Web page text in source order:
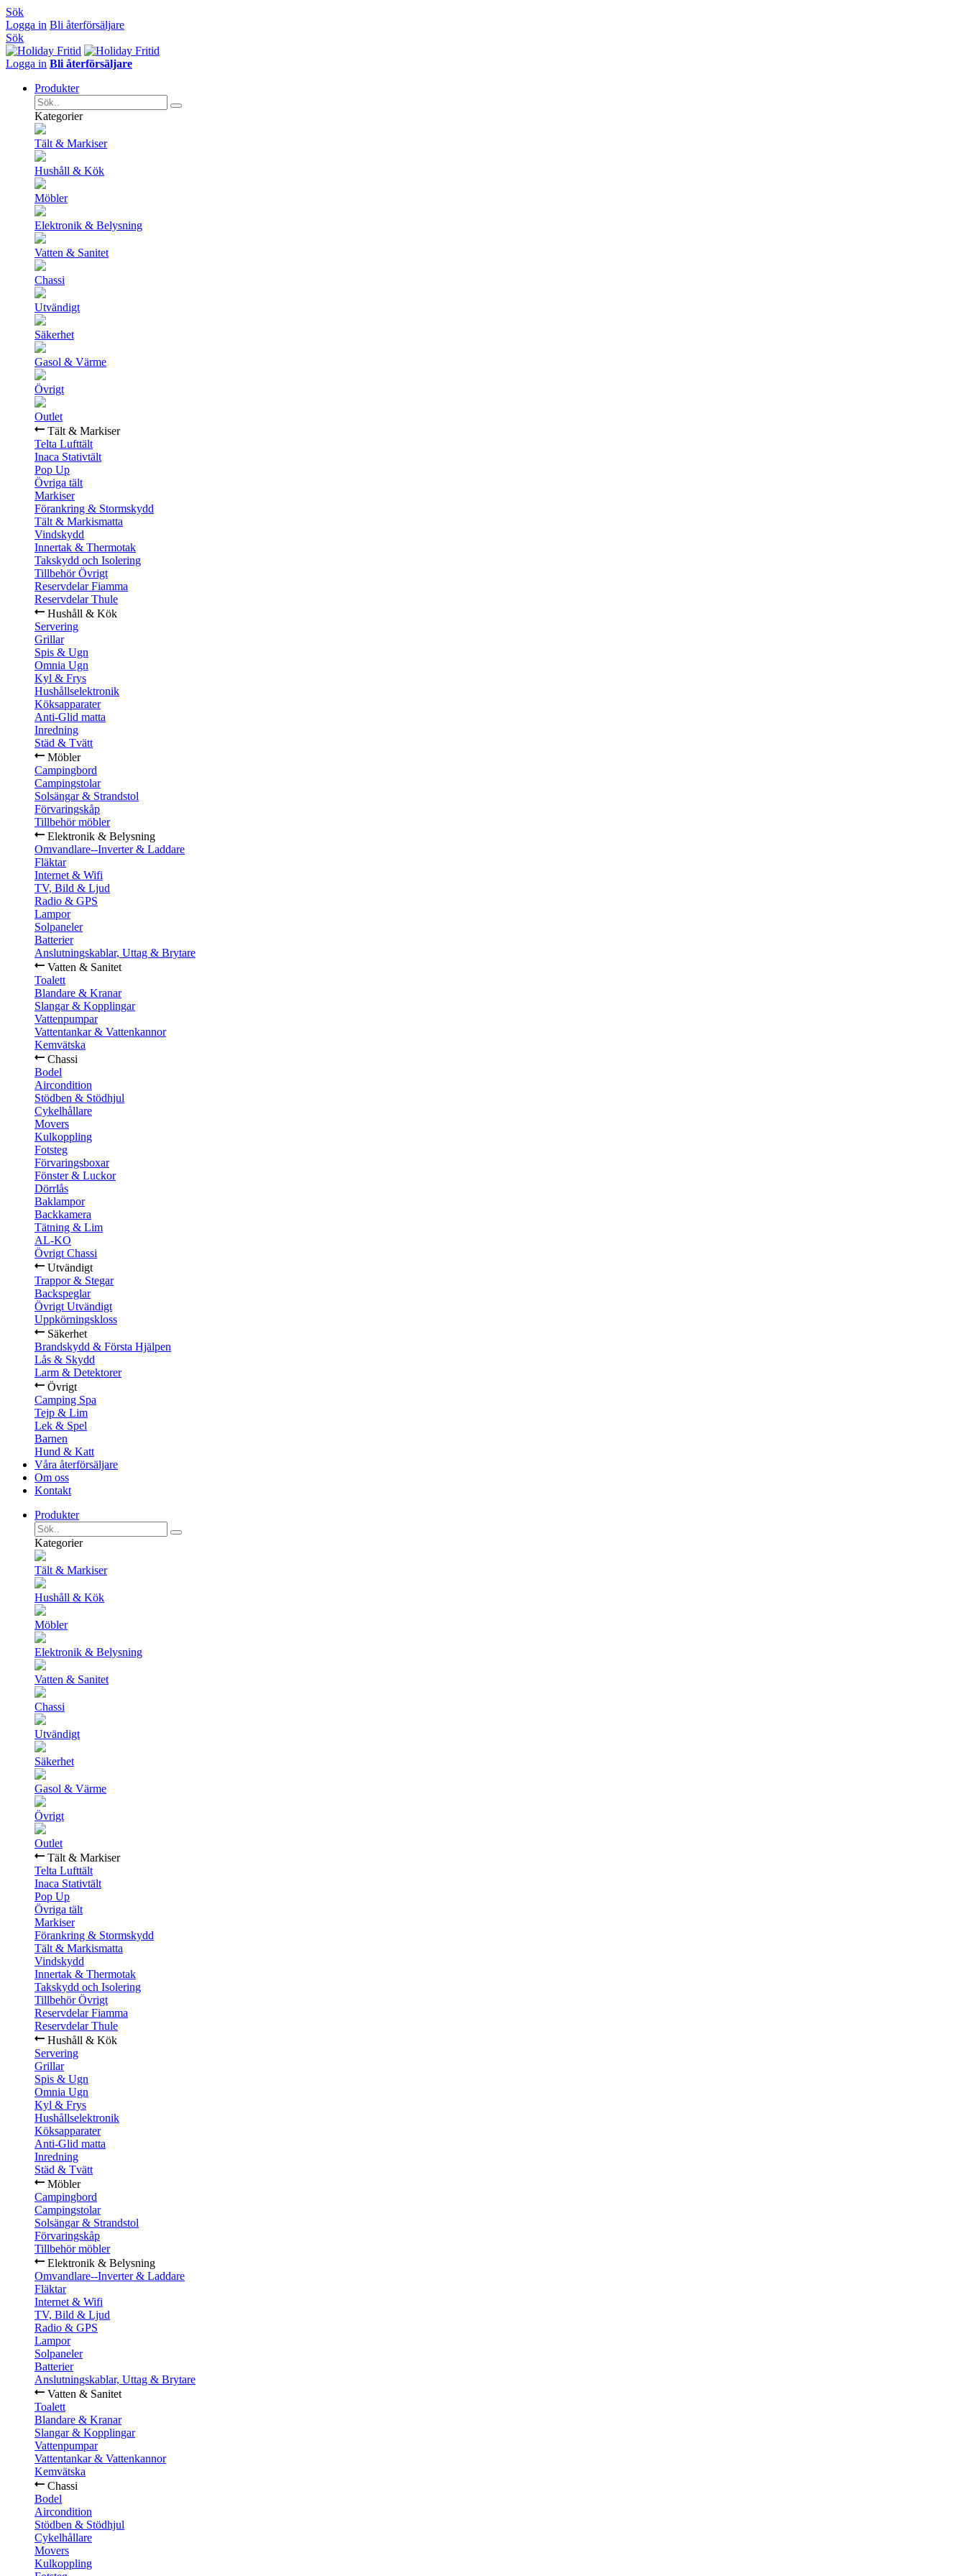
Sök
Logga in Bli återförsäljare
Sök
Logga in Bli återförsäljare
Produkter
Kategorier
Tält & Markiser
Hushåll & Kök
Möbler
Elektronik & Belysning
Vatten & Sanitet
Chassi
Utvändigt
Säkerhet
Gasol & Värme
Övrigt
Outlet
Tält & Markiser
Telta Lufttält
Inaca Stativtält
Pop Up
Övriga tält
Markiser
Förankring & Stormskydd
Tält & Markismatta
Vindskydd
Innertak & Thermotak
Takskydd och Isolering
Tillbehör Övrigt
Reservdelar Fiamma
Reservdelar Thule
Hushåll & Kök
Servering
Grillar
Spis & Ugn
Omnia Ugn
Kyl & Frys
Hushållselektronik
Köksapparater
Anti-Glid matta
Inredning
Städ & Tvätt
Möbler
Campingbord
Campingstolar
Solsängar & Strandstol
Förvaringskåp
Tillbehör möbler
Elektronik & Belysning
Omvandlare--Inverter & Laddare
Fläktar
Internet & Wifi
TV, Bild & Ljud
Radio & GPS
Lampor
Solpaneler
Batterier
Anslutningskablar, Uttag & Brytare
Vatten & Sanitet
Toalett
Blandare & Kranar
Slangar & Kopplingar
Vattenpumpar
Vattentankar & Vattenkannor
Kemvätska
Chassi
Bodel
Aircondition
Stödben & Stödhjul
Cykelhållare
Movers
Kulkoppling
Fotsteg
Förvaringsboxar
Fönster & Luckor
Dörrlås
Baklampor
Backkamera
Tätning & Lim
AL-KO
Övrigt Chassi
Utvändigt
Trappor & Stegar
Backspeglar
Övrigt Utvändigt
Uppkörningskloss
Säkerhet
Brandskydd & Första Hjälpen
Lås & Skydd
Larm & Detektorer
Övrigt
Camping Spa
Tejp & Lim
Lek & Spel
Barnen
Hund & Katt
Våra återförsäljare
Om oss
Kontakt
Produkter
Kategorier
Tält & Markiser
Hushåll & Kök
Möbler
Elektronik & Belysning
Vatten & Sanitet
Chassi
Utvändigt
Säkerhet
Gasol & Värme
Övrigt
Outlet
Tält & Markiser
Telta Lufttält
Inaca Stativtält
Pop Up
Övriga tält
Markiser
Förankring & Stormskydd
Tält & Markismatta
Vindskydd
Innertak & Thermotak
Takskydd och Isolering
Tillbehör Övrigt
Reservdelar Fiamma
Reservdelar Thule
Hushåll & Kök
Servering
Grillar
Spis & Ugn
Omnia Ugn
Kyl & Frys
Hushållselektronik
Köksapparater
Anti-Glid matta
Inredning
Städ & Tvätt
Möbler
Campingbord
Campingstolar
Solsängar & Strandstol
Förvaringskåp
Tillbehör möbler
Elektronik & Belysning
Omvandlare--Inverter & Laddare
Fläktar
Internet & Wifi
TV, Bild & Ljud
Radio & GPS
Lampor
Solpaneler
Batterier
Anslutningskablar, Uttag & Brytare
Vatten & Sanitet
Toalett
Blandare & Kranar
Slangar & Kopplingar
Vattenpumpar
Vattentankar & Vattenkannor
Kemvätska
Chassi
Bodel
Aircondition
Stödben & Stödhjul
Cykelhållare
Movers
Kulkoppling